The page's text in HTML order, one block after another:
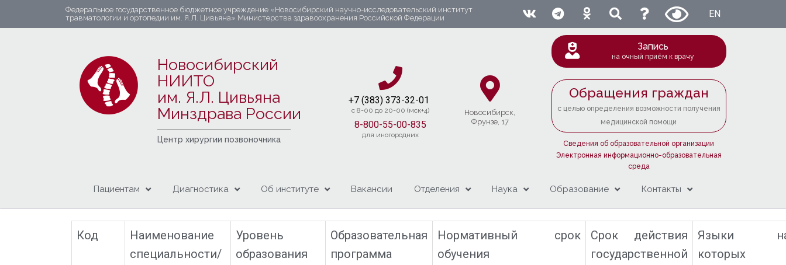
Федеральное государственное бюджетное учреждение «Новосибирский научно-исследовательский институт
травматологии и ортопедии им. Я.Л. Цивьяна» Министерства здравоохранения Российской Федерации
EN
Новосибирский
НИИТО
им. Я.Л. Цивьяна
Минздрава России
Центр хирургии позвоночника
+7 (383) 373-32-01​
c 8-00 до 20-00 (мск+4)
8-800-55-00-835
для иногородних
Новосибирcк,
Фрунзе, 17
Запись
на очный приём к врачу
Обращения граждан
с целью определения возможности получения
медицинской помощи
Сведения об образовательной организации
Электронная информационно-образовательная
среда
Пациентам Диагностика Об институте Вакансии Отделения Наука Образование Контакты
Код
Наименование
специальности/
Уровень
образования
Образовательная
программа
Нормативный срок
обучения
Срок действия
государственной
Языки
которых